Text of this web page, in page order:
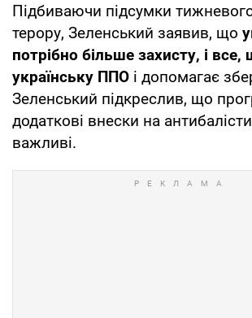
Підбиваючи підсумки
терору, Зеленський заявив, що
потрібно більше захисту, і
українську ППО і допомагає
Зеленський підкреслив, що
додаткові внески на
важливі.